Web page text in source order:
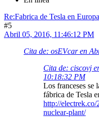
Re:Fabrica de Tesla en Europa
#5
Abril 05, 2016, 11:46:12 PM
Cita de: osEVcar en
Cita de: ciscovj
10:18:32 PM
Los franceses se
fábrica de Tesla
http://electrek.co/
nuclear-plant/